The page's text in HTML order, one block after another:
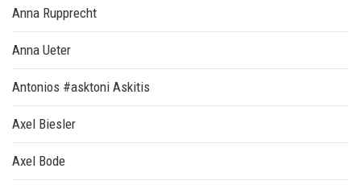
Anna Rupprecht
Anna Ueter
Antonios #asktoni Askitis
Axel Biesler
Axel Bode